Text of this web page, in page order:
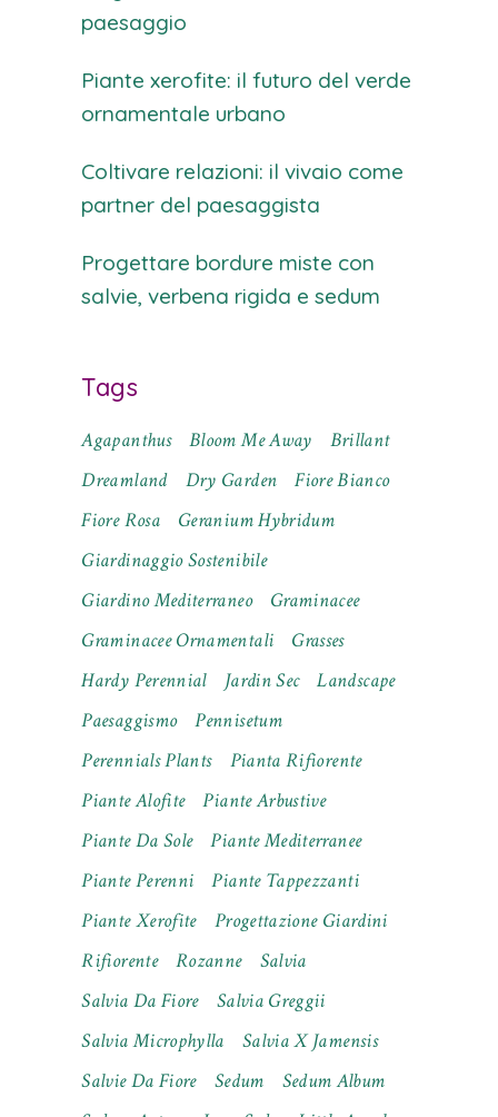
paesaggio
Piante xerofite: il futuro del verde
ornamentale urbano
Coltivare relazioni: il vivaio come
partner del paesaggista
Progettare bordure miste con
salvie, verbena rigida e sedum
Tags
Agapanthus Bloom Me Away
Brillant
Dreamland
Dry Garden
Fiore Bianco
Fiore Rosa
Geranium Hybridum
Giardinaggio Sostenibile
Giardino Mediterraneo
Graminacee
Graminacee Ornamentali
Grasses
Hardy Perennial
Jardin Sec
Landscape
Paesaggismo
Pennisetum
Perennials Plants
Pianta Rifiorente
Piante Alofite
Piante Arbustive
Piante Da Sole
Piante Mediterranee
Piante Perenni
Piante Tappezzanti
Piante Xerofite
Progettazione Giardini
Rifiorente
Rozanne
Salvia
Salvia Da Fiore
Salvia Greggii
Salvia Microphylla
Salvia X Jamensis
Salvie Da Fiore
Sedum
Sedum Album